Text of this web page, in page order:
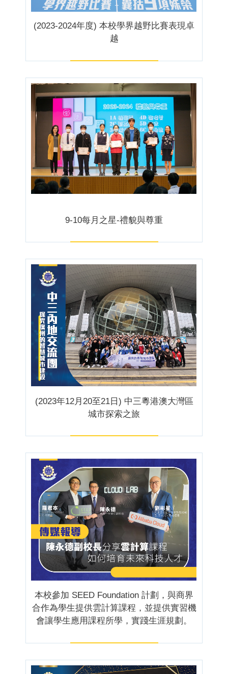
(2023-2024年度) 本校學界越野比賽表現卓
越
9-10每月之星-禮貌與尊重
(2023年12月20至21日) 中三粵港澳大灣區
城市探索之旅
本校參加 SEED Foundation 計劃，與商界
合作為學生提供雲計算課程，並提供實習機
會讓學生應用課程所學，實踐生涯規劃。